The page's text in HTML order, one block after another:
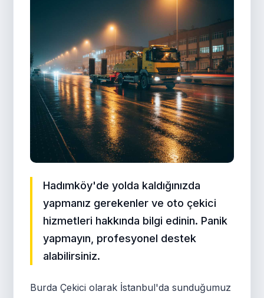
Hadımköy'de yolda kaldığınızda
yapmanız gerekenler ve oto çekici
hizmetleri hakkında bilgi edinin. Panik
yapmayın, profesyonel destek
alabilirsiniz.
Burda Çekici olarak İstanbul'da sunduğumuz